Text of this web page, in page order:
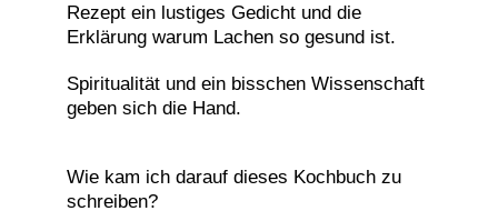
Rezept ein lustiges Gedicht und die
Erklärung warum Lachen so gesund ist.
Spiritualität und ein bisschen Wissenschaft
geben sich die Hand.
Wie kam ich darauf dieses Kochbuch zu
schreiben?